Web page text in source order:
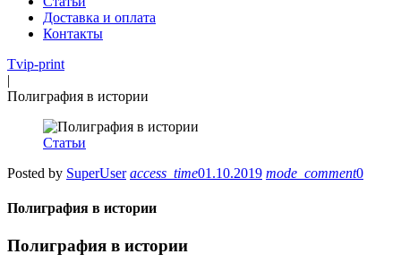
Доставка и оплата
Контакты
Tvip-print
|
Полиграфия в истории
Статьи
Posted by SuperUser access_time01.10.2019 mode_comment0
Полиграфия в истории
Полиграфия в истории